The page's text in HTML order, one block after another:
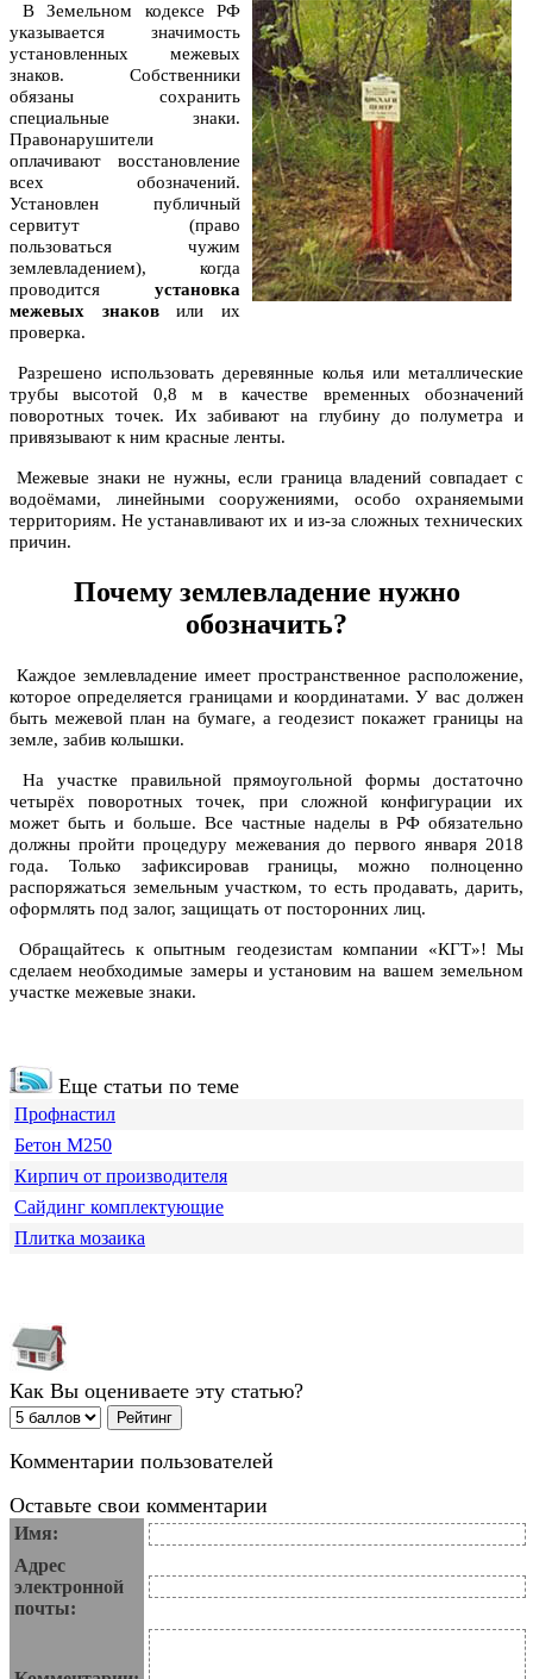
В Земельном кодексе РФ
указывается значимость
установленных межевых
знаков. Собственники
обязаны сохранить
специальные знаки.
Правонарушители
оплачивают восстановление
всех обозначений.
Установлен публичный
сервитут (право
пользоваться чужим
землевладением), когда
проводится установка
межевых знаковили их
проверка.
Разрешено использовать деревянные колья или металлические
трубы высотой 0,8 м в качестве временных обозначений
поворотных точек. Их забивают на глубину до полуметра и
привязывают к ним красные ленты.
Межевые знаки не нужны, если граница владений совпадает с
водоёмами, линейными сооружениями, особо охраняемыми
территориям. Не устанавливают их и из-за сложных технических
причин.
Почему землевладение нужно
обозначить?
Каждое землевладение имеет пространственное расположение,
которое определяется границами и координатами. У вас должен
быть межевой план на бумаге, а геодезист покажет границы на
земле, забив колышки.
На участке правильной прямоугольной формы достаточно
четырёх поворотных точек, при сложной конфигурации их
может быть и больше. Все частные наделы в РФ обязательно
должны пройти процедуру межевания до первого января 2018
года. Только зафиксировав границы, можно полноценно
распоряжаться земельным участком, то есть продавать, дарить,
оформлять под залог, защищать от посторонних лиц.
Обращайтесь к опытным геодезистам компании «КГТ»! Мы
сделаем необходимые замеры и установим на вашем земельном
участке межевые знаки.
Еще статьи по теме
Профнастил
Бетон М250
Кирпич от производителя
Сайдинг комплектующие
Плитка мозаика
Как Вы оцениваете эту статью?
Комментарии пользователей
Оставьте свои комментарии
Имя:
Адрес
электронной
почты: